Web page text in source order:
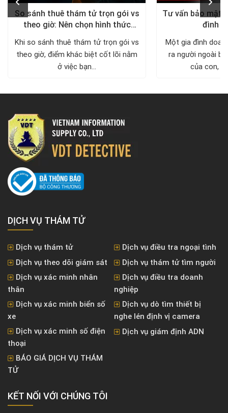
So sánh thuê thám tử trọn gói vs
theo giờ: Nên chọn hình thức
Khi so sánh thuê thám tử trọn gói vs
theo giờ, điểm khác biệt cốt lõi nằm
ở việc bạn...
Tư vấn bảo mật
đình
Một gia đình
ra người ngoài
của con,
DỊCH VỤ THÁM TỬ
Dịch vụ thám tử
Dịch vụ điều tra ngoại tình
Dịch vụ theo dõi giám sát
Dịch vụ thám tử tìm người
Dịch vụ xác minh nhân
thân
Dịch vụ điều tra doanh
nghiệp
Dịch vụ xác minh biển số
xe
Dịch vụ dò tìm thiết bị
nghe lén định vị camera
Dịch vụ xác minh số điện
thoại
Dịch vụ giám định ADN
BÁO GIÁ DỊCH VỤ THÁM
TỬ
KẾT NỐI VỚI CHÚNG TÔI